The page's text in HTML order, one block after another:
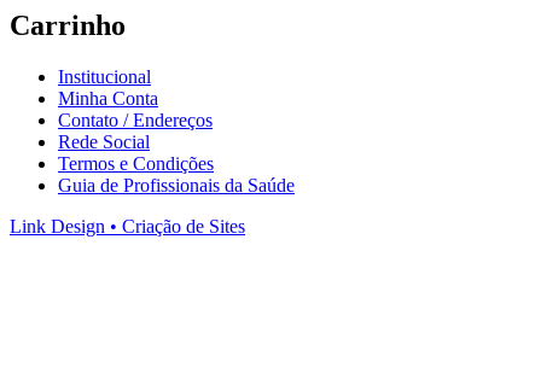
Carrinho
Institucional
Minha Conta
Contato / Endereços
Rede Social
Termos e Condições
Guia de Profissionais da Saúde
Link Design • Criação de Sites